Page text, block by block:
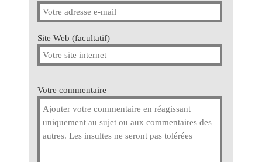
Site Web (facultatif)
Votre commentaire